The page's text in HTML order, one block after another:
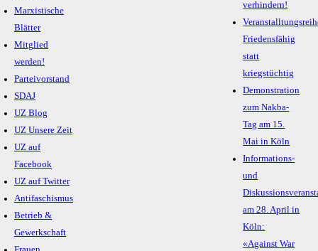
Marxistische
Blätter
Mitglied
werden!
Parteivorstand
SDAJ
UZ Blog
UZ Unsere Zeit
UZ auf
Facebook
UZ auf Twitter
Antifaschismus
Betrieb &
Gewerkschaft
verhindern!
Friedensfähig
statt
kriegstüchtig
Demonstration
zum Nakba-
Tag am 15.
Mai in Köln
Informations-
und
am 28. April in
Köln:
«Against War